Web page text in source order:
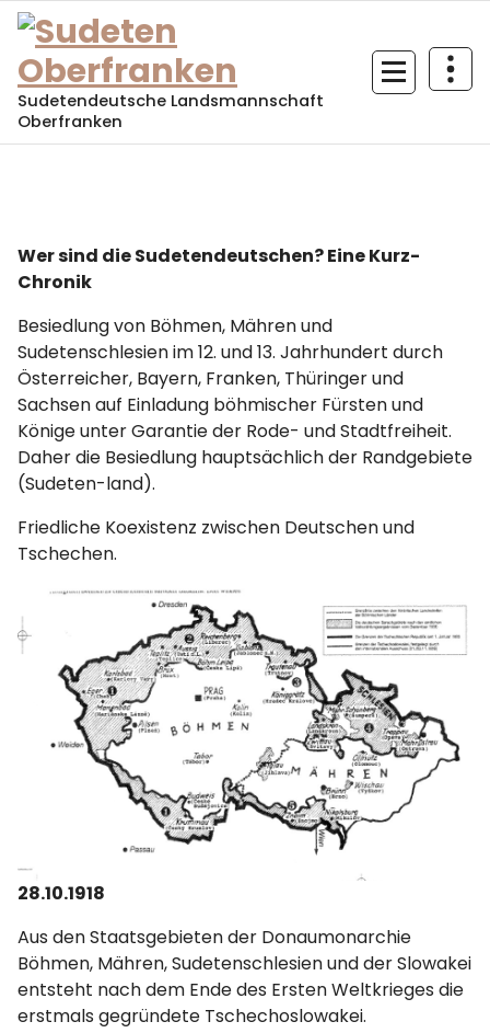
Zum
Inhalt
springen
Sudetendeutsche Landsmannschaft
Oberfranken
Wer sind die Sudetendeutschen? Eine Kurz-
Chronik
Besiedlung von Böhmen, Mähren und
Sudetenschlesien im 12. und 13. Jahrhundert durch
Österreicher, Bayern, Franken, Thüringer und
Sachsen auf Einladung böhmischer Fürsten und
Könige unter Garantie der Rode- und Stadtfreiheit.
Daher die Besiedlung hauptsächlich der Randgebiete
(Sudeten-land).
Friedliche Koexistenz zwischen Deutschen und
Tschechen.
28.10.1918
Aus den Staatsgebieten der Donaumonarchie
Böhmen, Mähren, Sudetenschlesien und der Slowakei
entsteht nach dem Ende des Ersten Weltkrieges die
erstmals gegründete Tschechoslowakei.